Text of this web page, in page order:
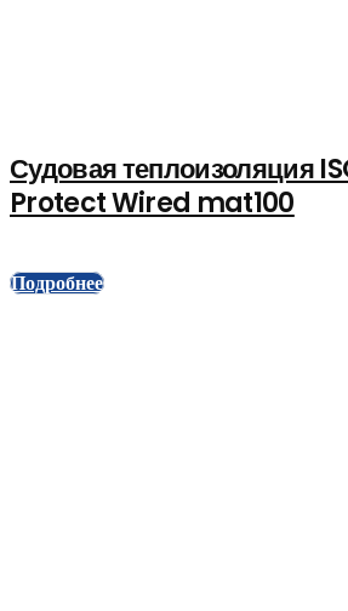
Судовая теплоизоляция
Protect Wired mat100
Подробнее